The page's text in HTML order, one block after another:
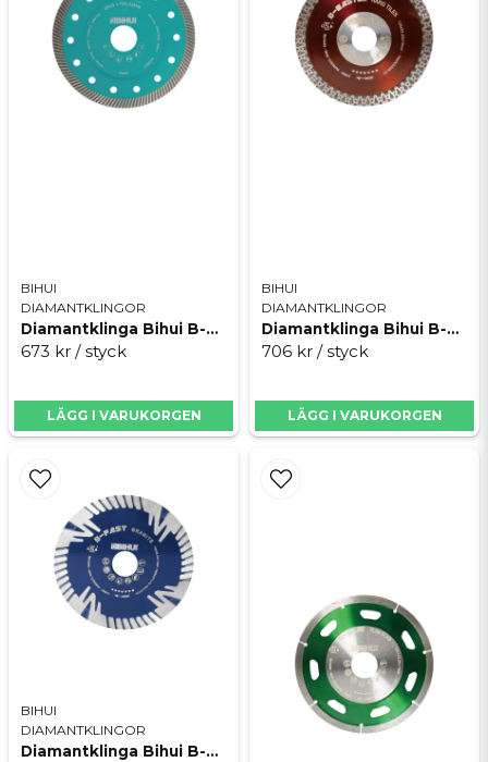
BIHUI
DIAMANTKLINGOR
Diamantklinga Bihui B-Super Thin 125 mm
673 kr / styck
LÄGG I VARUKORGEN
BIHUI
DIAMANTKLINGOR
Diamantklinga Bihui B-Master 125 mm
706 kr / styck
LÄGG I VARUKORGEN
BIHUI
DIAMANTKLINGOR
Diamantklinga Bihui B-Fast 125 mm